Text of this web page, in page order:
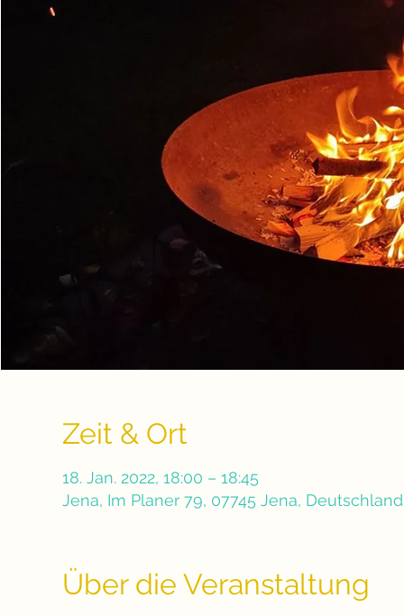
Zeit & Ort
18. Jan. 2022, 18:00 – 18:45
Jena, Im Planer 79, 07745 Jena, Deutschland
Über die Veranstaltung